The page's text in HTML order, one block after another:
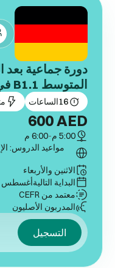
دورة جماعية
المتوسط B1.1 في اللغة الألمانية
16الساعات
600AED
5:00 م -6:00 م
مواعيد الدروس:
الاثنين والأربعاء
البداية التاليةأغسطس 24, 2026
معتمد من CEFR
المدربون الأصليون
التسجيل